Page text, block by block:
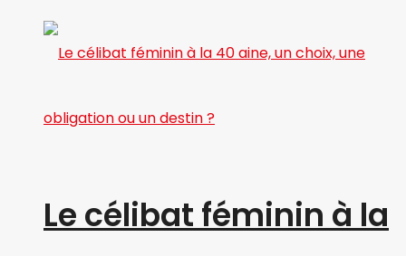
Le célibat féminin à la